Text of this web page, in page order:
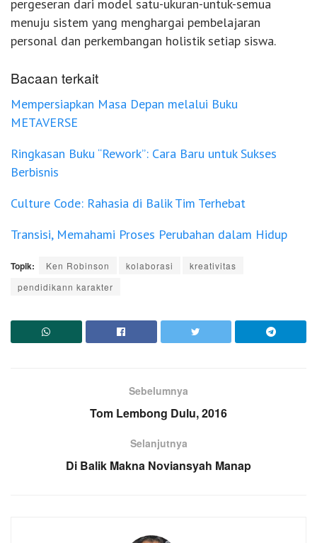
pergeseran dari model satu-ukuran-untuk-semua
menuju sistem yang menghargai pembelajaran
personal dan perkembangan holistik setiap siswa.
Bacaan terkait
Mempersiapkan Masa Depan melalui Buku
METAVERSE
Ringkasan Buku “Rework”: Cara Baru untuk Sukses
Berbisnis
Culture Code: Rahasia di Balik Tim Terhebat
Transisi, Memahami Proses Perubahan dalam Hidup
Topik: Ken Robinson kolaborasi
kreativitas
pendidikann karakter
Sebelumnya
Tom Lembong Dulu, 2016
Selanjutnya
Di Balik Makna Noviansyah Manap